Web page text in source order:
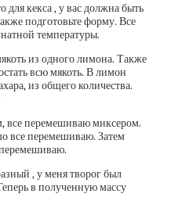
для кекса , у вас должна быть
подготовьте форму. Все
температуры.
из одного лимона. Также
всю мякоть. В лимон
из общего количества.
все перемешиваю миксером.
все перемешиваю. Затем
, у меня творог был
в полученную массу